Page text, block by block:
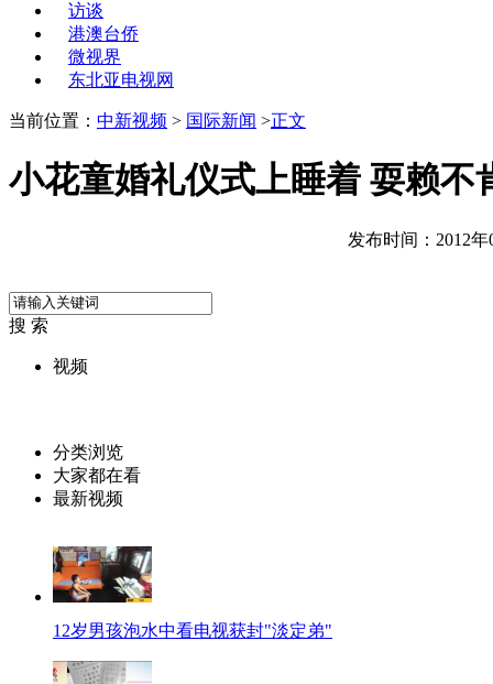
访谈
港澳台侨
微视界
东北亚电视网
当前位置： 中新视频 > 国际新闻 >正文
小花童婚礼仪式上睡着 耍赖不
发布时间：2012年
搜 索
视频
分类浏览
大家都在看
最新视频
12岁男孩泡水中看电视获封"淡定弟"